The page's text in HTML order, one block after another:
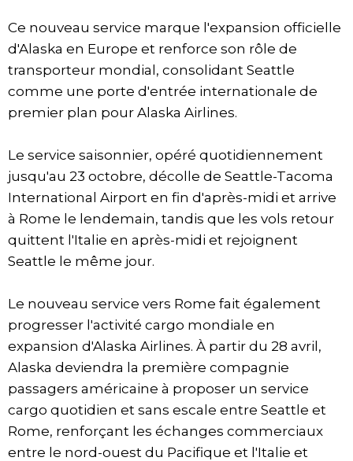
Ce nouveau service marque l'expansion officielle
d'Alaska en Europe et renforce son rôle de
transporteur mondial, consolidant Seattle
comme une porte d'entrée internationale de
premier plan pour Alaska Airlines.
Le service saisonnier, opéré quotidiennement
jusqu'au 23 octobre, décolle de Seattle-Tacoma
International Airport en fin d'après-midi et arrive
à Rome le lendemain, tandis que les vols retour
quittent l'Italie en après-midi et rejoignent
Seattle le même jour.
Le nouveau service vers Rome fait également
progresser l'activité cargo mondiale en
expansion d'Alaska Airlines. À partir du 28 avril,
Alaska deviendra la première compagnie
passagers américaine à proposer un service
cargo quotidien et sans escale entre Seattle et
Rome, renforçant les échanges commerciaux
entre le nord-ouest du Pacifique et l'Italie et